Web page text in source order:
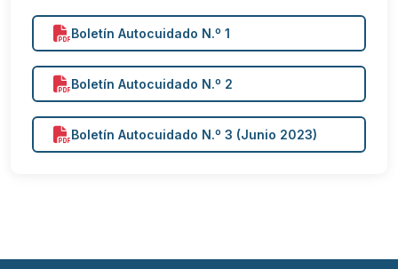
Boletín Autocuidado N.º 1
Boletín Autocuidado N.º 2
Boletín Autocuidado N.º 3 (Junio 2023)